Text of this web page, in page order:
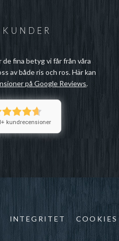
fina betyg vi får från våra
av både ris och ros. Här kan
på Google Reviews.
kundrecensioner
INTEGRITET COOKIES